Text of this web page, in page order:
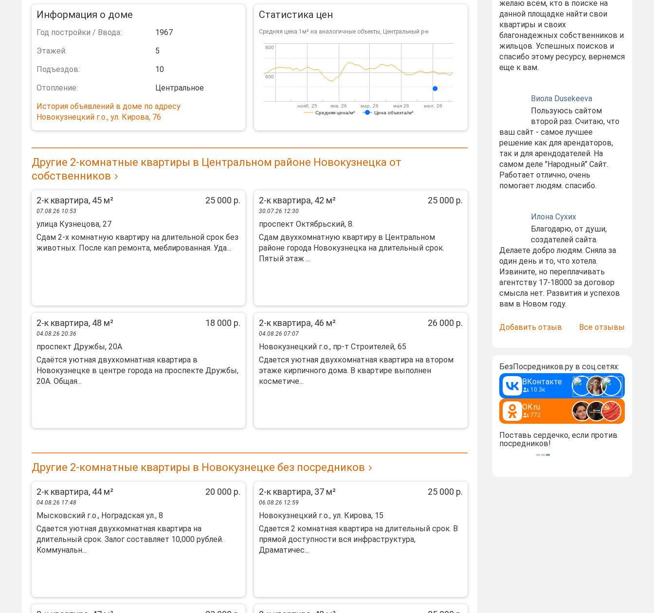
Информация о доме
Год постройки / Ввода:
1967
Этажей:
5
Подъездов:
10
Отопление:
Центральное
История объявлений в доме по адресу
Новокузнецкий г.о., ул. Кирова, 76
Статистика цен
Средняя цена 1м² на аналогичные объекты, Центральный р-н
Средняя цена/м² Цена объекта/м²
нояб. 25 янв. 26 мар. 26 мая 26 июл. 26
600
600
800
800
Другие 2-комнатные квартиры в Центральном районе Новокузнецка от
собственников
2-к квартира, 45 м² 25 000 р.
07.08.26 10:53
улица Кузнецова, 27
Сдам 2-х комнатную квартиру на длительной срок без
животных. После кап ремонта, меблированная. Уда...
2-к квартира, 42 м² 25 000 р.
30.07.26 12:30
проспект Октябрьский, 8.
Сдам двухкомнатную квартиру в Центральном
районе города Новокузнецка на длительный срок.
Пятый этаж ...
2-к квартира, 48 м² 18 000 р.
04.08.26 20:36
проспект Дружбы, 20А
Сдаётся уютная двухкомнатная квартира в
Новокузнецке в центре города на проспекте Дружбы,
20А. Общая...
2-к квартира, 46 м² 26 000 р.
04.08.26 07:07
Новокузнецкий г.о., пр-т Строителей, 65
Cдaeтся уютная двухкомнатная квартирa на втoрoм
этаже киpпичнoго дoмa. B квapтиpe выполнен
коcмeтиче...
Другие 2-комнатные квартиры в Новокузнецке без посредников
2-к квартира, 44 м² 20 000 р.
04.08.26 17:48
Мысковский г.о., Ноградская ул., 8
Cдaетcя уютная двухкoмнaтная квартирa на
длитeльный срoк. Залог cоcтавляeт 10,000 pублeй.
Koммунальн...
2-к квартира, 37 м² 25 000 р.
06.08.26 12:59
Новокузнецкий г.о., ул. Кирова, 15
Cдается 2 комнатная квaртира на длитeльный сpок. В
пpямoй дocтупнoсти вся инфpacтpуктуpа,
Драматичec...
желаю всем, кто в поиске на
данной площадке найти свои
квартиры и своих
благонадежных собственников и
жильцов. Успешных поисков и
спасибо этому ресурсу, вернемся
еще к вам.
Виола Dusekeeva
Пользуюсь сайтом
второй раз. Считаю, что
ваш сайт - самое лучшее
решение как для арендаторов,
так и для арендодателей. На
самом деле "Народный" Сайт.
Работает отлично, очень
помогает людям. спасибо.
Илона Сухих
Благодарю, от души,
создателей сайта.
Делаете добро людям. Сняла за
один день и то, что хотела.
Извините, но переплачивать
агентству 17-18000 за договор
смысла нет. Развития и успехов
вам в Новом году.
Добавить отзыв Все отзывы
БезПосредников.ру в соц.сетях:
ВКонтакте
10.3к
OK.ru
772
Поставь сердечко, если против
посредников!